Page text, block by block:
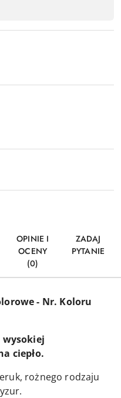
OPINIE I
OCENY
(0)
ZADAJ
PYTANIE
- Nr. Koloru
wysokiej
ciepło.
rożnego rodzaju